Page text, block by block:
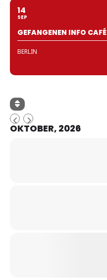
14
SEP
GEFANGENEN INFO CAFÉ
BERLIN
OKTOBER, 2026